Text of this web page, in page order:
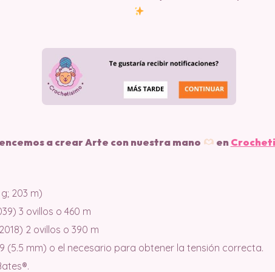
a crear Arte con nuestra mano en
203 m)
3 ovillos o 460 m
2 ovillos o 390 m
9 (5.5 mm) o el necesario para obtener la tensión correcta.